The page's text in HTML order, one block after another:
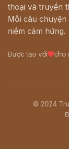
thoại và truyền
Mỗi câu
niềm cảm hứng.
Được tạo với cho
© 2024